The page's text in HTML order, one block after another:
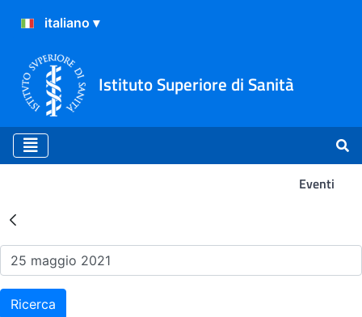
Istituto Superiore di Sanità
Eventi
Risultati della Ricerca -
Ricerca